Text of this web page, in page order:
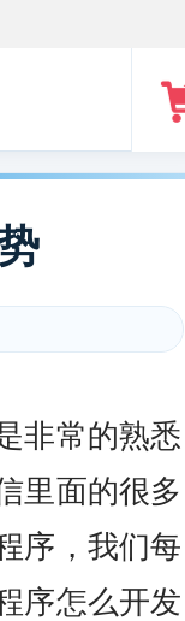
非常的熟悉
里面的很多
序，我们每
序怎么开发